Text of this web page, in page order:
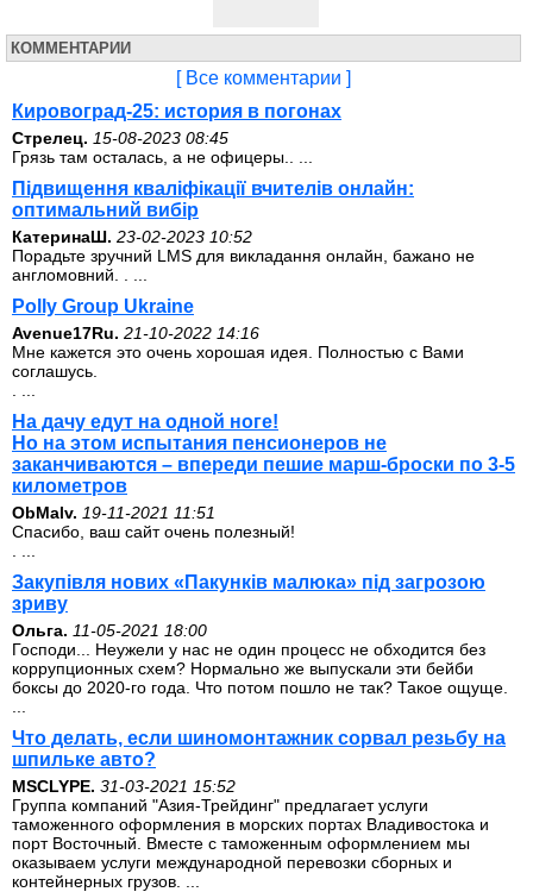
КОММЕНТАРИИ
[ Все комментарии ]
Кировоград-25: история в погонах
Стрелец. 15-08-2023 08:45
Грязь там осталась, а не офицеры.. ...
Підвищення кваліфікації вчителів онлайн:
оптимальний вибір
КатеринаШ. 23-02-2023 10:52
Порадьте зручний LMS для викладання онлайн, бажано не
англомовний. . ...
Polly Group Ukraine
Avenue17Ru. 21-10-2022 14:16
Мне кажется это очень хорошая идея. Полностью с Вами
соглашусь.
На дачу едут на одной ноге!
Но на этом испытания пенсионеров не
заканчиваются – впереди пешие марш-броски по 3-5
километров
ОbMalv. 19-11-2021 11:51
Спасибо, ваш сайт очень полезный!
Закупівля нових «Пакунків малюка» під загрозою
зриву
Ольга. 11-05-2021 18:00
Господи... Неужели у нас не один процесс не обходится без
коррупционных схем? Нормально же выпускали эти бейби
боксы до 2020-го года. Что потом пошло не так? Такое ощуще.
Что делать, если шиномонтажник сорвал резьбу на
шпильке авто?
MSCLYPE. 31-03-2021 15:52
Группа компаний "Азия-Трейдинг" предлагает услуги
таможенного оформления в морских портах Владивостока и
порт Восточный. Вместе с таможенным оформлением мы
оказываем услуги международной перевозки сборных и
контейнерных грузов. ...